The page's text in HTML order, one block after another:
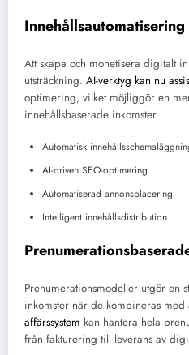
Att skapa och monetisera digitalt
utsträckning. AI-verktyg kan nu
optimering, vilket möjliggör en
innehållsbaserade inkomster.
Automatisk
AI-driven SEO-optimering
Automatiserad annonsplacering
Intelligent innehållsdistribution
Prenumerationsmodeller utgör en
inkomster när de kombineras med
affärssystem kan hantera hela
från fakturering till leverans av